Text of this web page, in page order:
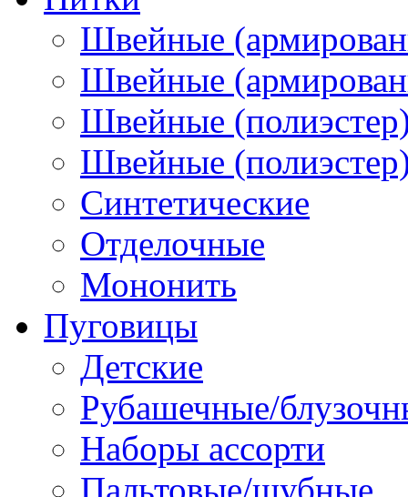
Швейные
Швейные
Швейные
Швейные
Синтетические
Отделочные
Мононить
Пуговицы
Детские
Рубашечные/
Наборы ассорти
Пальтовые/шубные